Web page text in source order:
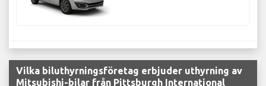
Vilka biluthyrningsföretag erbjuder uthyrning av
Mitsubishi-bilar från Pittsburgh International